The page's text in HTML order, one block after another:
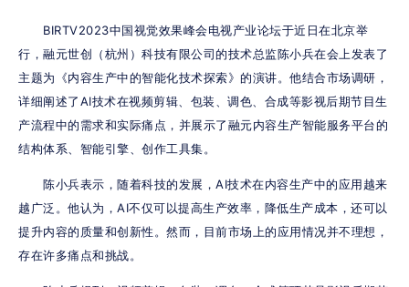
行，融元世创（杭州）科技有限公司的技术总监陈小兵在会上发表了
主题为《内容生产中的智能化技术探索》的演讲。他结合市场调研，
详细阐述了AI技术在视频剪辑、包装、调色、合成等影视后期节目生
产流程中的需求和实际痛点，并展示了融元内容生产智能服务平台的
结构体系、智能引擎、创作工具集。
越广泛。他认为，AI不仅可以提高生产效率，降低生产成本，还可以
提升内容的质量和创新性。然而，目前市场上的应用情况并不理想，
存在许多痛点和挑战。